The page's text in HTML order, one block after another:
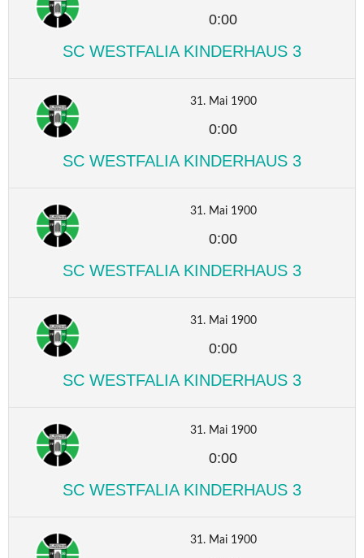
0:00
SC WESTFALIA KINDERHAUS 3
31. Mai 1900
0:00
SC WESTFALIA KINDERHAUS 3
31. Mai 1900
0:00
SC WESTFALIA KINDERHAUS 3
31. Mai 1900
0:00
SC WESTFALIA KINDERHAUS 3
31. Mai 1900
0:00
SC WESTFALIA KINDERHAUS 3
31. Mai 1900